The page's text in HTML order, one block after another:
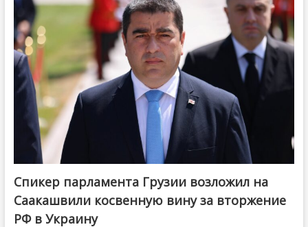
Спикер парламента Грузии возложил на
Саакашвили косвенную вину за вторжение
РФ в Украину